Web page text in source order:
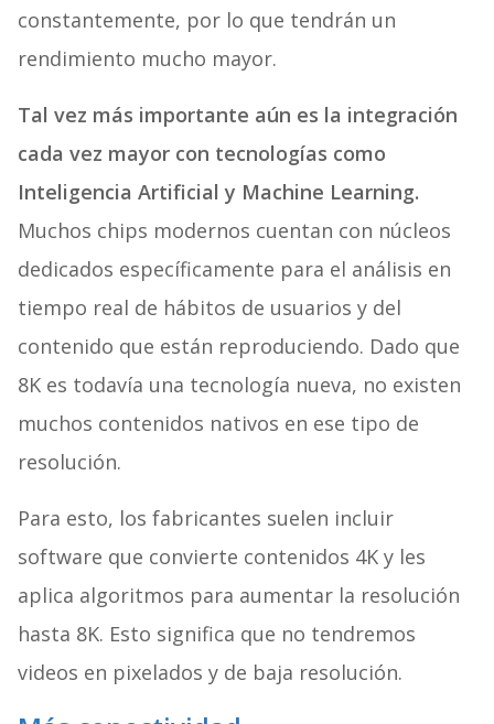
constantemente, por lo que tendrán un
rendimiento mucho mayor.
Tal vez más importante aún es la integración
cada vez mayor con tecnologías como
Inteligencia Artificial y Machine Learning.
Muchos chips modernos cuentan con núcleos
dedicados específicamente para el análisis en
tiempo real de hábitos de usuarios y del
contenido que están reproduciendo. Dado que
8K es todavía una tecnología nueva, no existen
muchos contenidos nativos en ese tipo de
resolución.
Para esto, los fabricantes suelen incluir
software que convierte contenidos 4K y les
aplica algoritmos para aumentar la resolución
hasta 8K. Esto significa que no tendremos
videos en pixelados y de baja resolución.